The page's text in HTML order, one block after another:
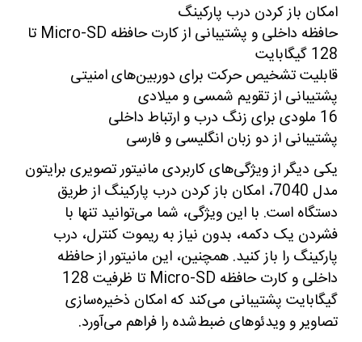
امکان باز کردن درب پارکینگ
حافظه داخلی و پشتیبانی از کارت حافظه Micro-SD تا
128 گیگابایت
قابلیت تشخیص حرکت برای دوربین‌های امنیتی
پشتیبانی از تقویم شمسی و میلادی
16 ملودی برای زنگ درب و ارتباط داخلی
پشتیبانی از دو زبان انگلیسی و فارسی
یکی دیگر از ویژگی‌های کاربردی مانیتور تصویری برایتون
مدل 7040، امکان باز کردن درب پارکینگ از طریق
دستگاه است. با این ویژگی، شما می‌توانید تنها با
فشردن یک دکمه، بدون نیاز به ریموت کنترل، درب
پارکینگ را باز کنید. همچنین، این مانیتور از حافظه
داخلی و کارت حافظه Micro-SD تا ظرفیت 128
گیگابایت پشتیبانی می‌کند که امکان ذخیره‌سازی
تصاویر و ویدئوهای ضبط‌شده را فراهم می‌آورد.